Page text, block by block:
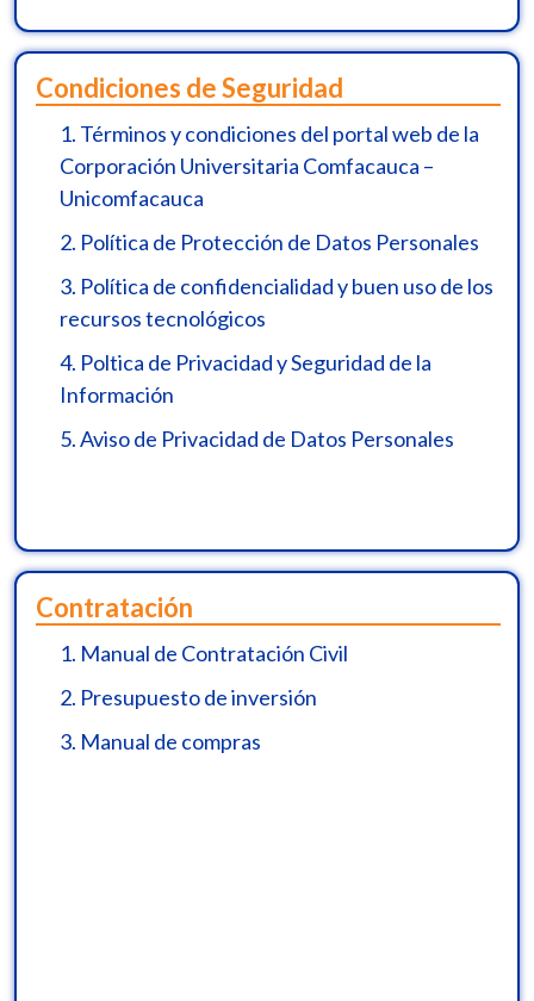
Condiciones de Seguridad
1. Términos y condiciones del portal web de la
Corporación Universitaria Comfacauca –
Unicomfacauca
2. Política de Protección de Datos Personales
3. Política de confidencialidad y buen uso de los
recursos tecnológicos
4. Poltica de Privacidad y Seguridad de la
Información
5.Aviso de Privacidad de Datos Personales
Contratación
1. Manual de Contratación Civil
2. Presupuesto de inversión
3. Manual de compras